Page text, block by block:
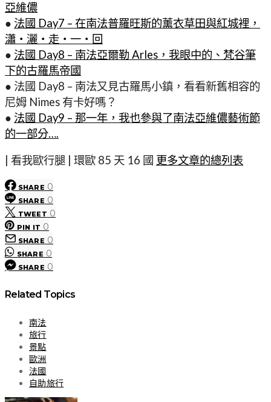
亞維儂
● 法國 Day7 – 在南法普羅旺斯的薰衣草田與紅城裡，
瀟・灑・走・一・回
● 法國 Day8 – 南法亞爾勒 Arles，我眼中的、梵谷筆
下的古羅馬帝國
● 法國 Day8 – 南法又見古羅馬小鎮，看看新舊相容的
尼姆 Nimes 有卡好嗎？
● 法國 Day9 – 那一年，我也參與了南法亞維儂藝術節
的一部分….
| 看我歐行腿 | 環歐 85 天 16 國 更多文章的總列表
SHARE 0
SHARE 0
TWEET 0
PIN IT 0
SHARE 0
SHARE 0
SHARE 0
Related Topics
南法
旅行
景點
歐洲
法國
自助旅行